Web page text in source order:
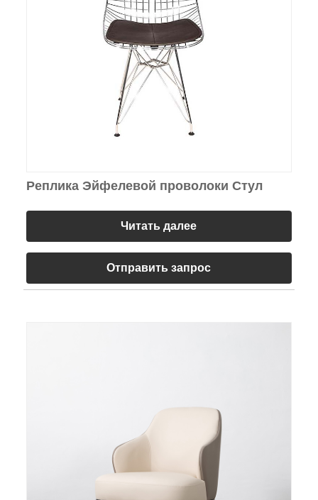
Реплика Эйфелевой проволоки Стул
Читать далее
Отправить запрос